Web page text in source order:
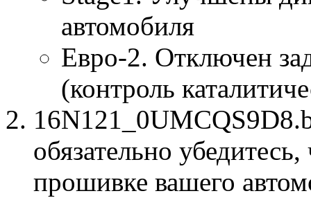
автомобиля
Евро-2. Отключен
(контроль
обязательно
прошивке вашего